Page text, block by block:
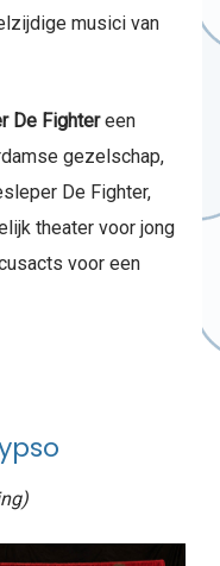
musici van
De Fightereen
gezelschap,
De Fighter,
theater voor jong
voor een